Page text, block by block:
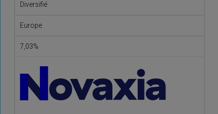
Diversifié
Europe
7,03%